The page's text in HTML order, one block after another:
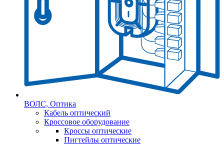
ВОЛС, Оптика
Кабель оптический
Кроссовое оборудование
Кроссы оптические
Пигтейлы оптические